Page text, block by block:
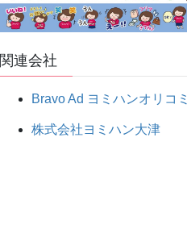
関連会社
Bravo Ad ヨミハンオリコミ
株式会社ヨミハン大津